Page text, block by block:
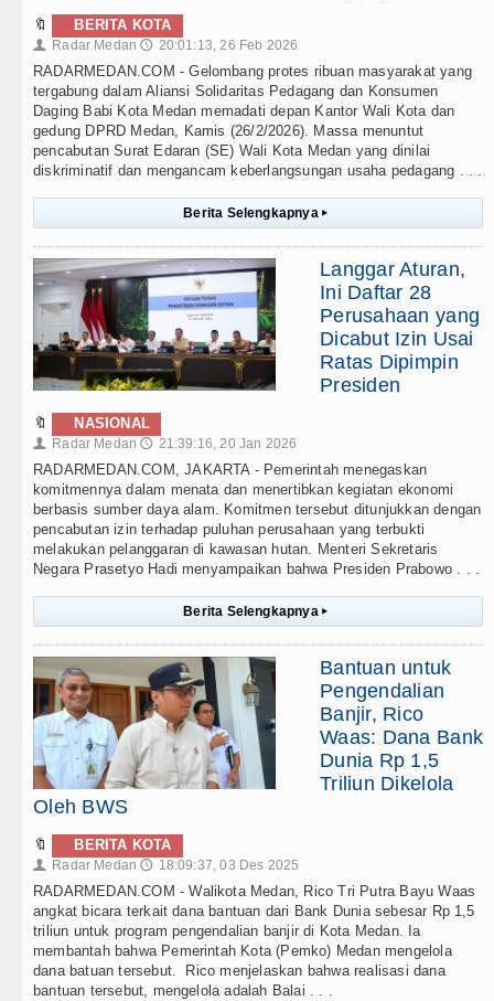
🔖 BERITA KOTA
👤 Radar Medan 🕔 20:01:13, 26 Feb 2026
RADARMEDAN.COM - Gelombang protes ribuan masyarakat yang
tergabung dalam Aliansi Solidaritas Pedagang dan Konsumen
Daging Babi Kota Medan memadati depan Kantor Wali Kota dan
gedung DPRD Medan, Kamis (26/2/2026). Massa menuntut
pencabutan Surat Edaran (SE) Wali Kota Medan yang dinilai
diskriminatif dan mengancam keberlangsungan usaha pedagang . . .
Berita Selengkapnya ▸
Langgar Aturan,
Ini Daftar 28
Perusahaan yang
Dicabut Izin Usai
Ratas Dipimpin
Presiden
🔖 NASIONAL
👤 Radar Medan 🕔 21:39:16, 20 Jan 2026
RADARMEDAN.COM, JAKARTA - Pemerintah menegaskan
komitmennya dalam menata dan menertibkan kegiatan ekonomi
berbasis sumber daya alam. Komitmen tersebut ditunjukkan dengan
pencabutan izin terhadap puluhan perusahaan yang terbukti
melakukan pelanggaran di kawasan hutan. Menteri Sekretaris
Negara Prasetyo Hadi menyampaikan bahwa Presiden Prabowo . . .
Berita Selengkapnya ▸
Bantuan untuk
Pengendalian
Banjir, Rico
Waas: Dana Bank
Dunia Rp 1,5
Triliun Dikelola
Oleh BWS
🔖 BERITA KOTA
👤 Radar Medan 🕔 18:09:37, 03 Des 2025
RADARMEDAN.COM - Walikota Medan, Rico Tri Putra Bayu Waas
angkat bicara terkait dana bantuan dari Bank Dunia sebesar Rp 1,5
triliun untuk program pengendalian banjir di Kota Medan. Ia
membantah bahwa Pemerintah Kota (Pemko) Medan mengelola
dana batuan tersebut. Rico menjelaskan bahwa realisasi dana
bantuan tersebut, mengelola adalah Balai . . .